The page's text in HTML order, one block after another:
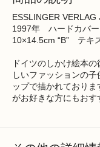
ESSLINGER VERLAG
1997年 ハードカバー
10×14.5cm “B” テキ
ドイツのしかけ絵本
しいファッションの
ップで描かれており
がお好きな方にもおす